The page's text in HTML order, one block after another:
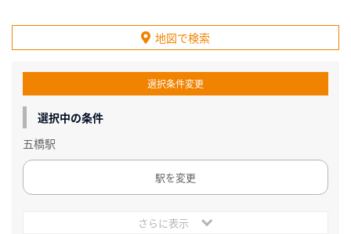
地図で検索
選択条件変更
選択中の条件
五橋駅
駅を変更
さらに表示